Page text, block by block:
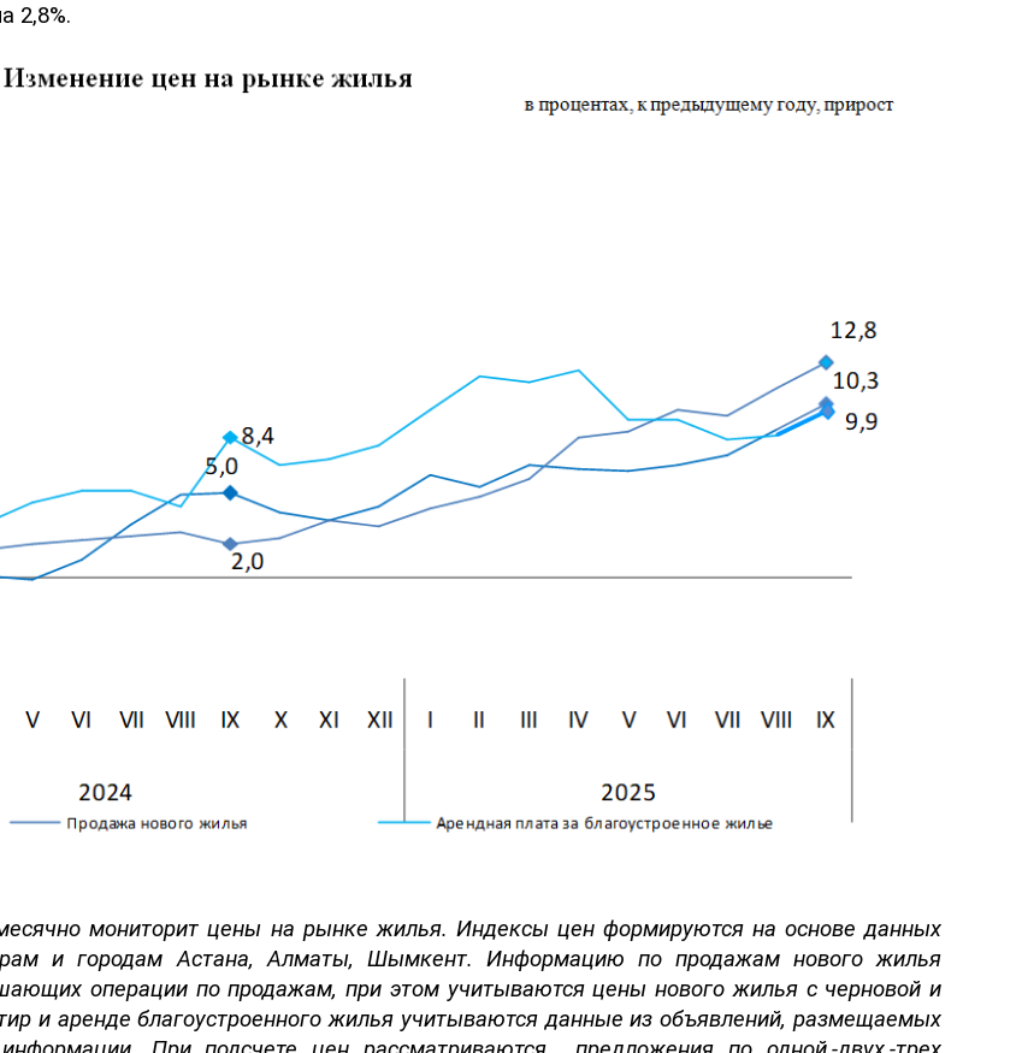
2,8%.
мониторит цены на рынке жилья. Индексы цен формируются на основе данных
м и городам Астана, Алматы, Шымкент. Информацию по продажам нового жилья
операции попродажам, при этом учитываютсяцены нового жилья с черновой и
и аренде благоустроенного жилья учитываются данные из объявлений, размещаемых